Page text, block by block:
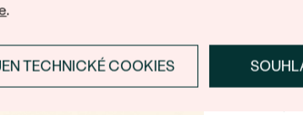
.
TECHNICKÉ COOKIES